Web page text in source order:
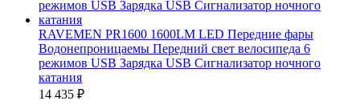
RAVEMEN PR1600 1600LM LED Передние фары
Водонепроницаемы Передний свет велосипеда 6
режимов USB Зарядка USB Сигнализатор ночного
катания
14 435 ₽